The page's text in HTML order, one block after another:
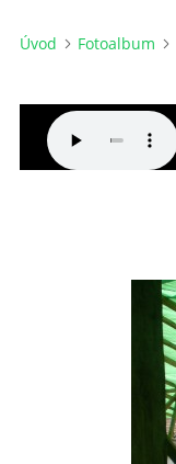
Úvod Fotoalbum